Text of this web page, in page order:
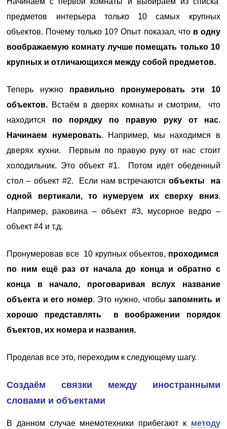
предметов интерьера только 10 самых крупных
объектов. Почему только 10? Опыт показал, чтов одну
воображаемую комнату лучше помещать только 10
крупных и отличающихся между собой предметов.
Теперь нужно правильно пронумеровать эти 10
объектов. Встаём в дверях комнаты и смотрим, что
находится по порядку по правую руку от нас.
Начинаем нумеровать. Например, мы находимся в
дверях кухни. Первым по правую руку от нас стоит
холодильник. Это объект #1. Потом идёт обеденный
стол – объект #2. Если нам встречаютсяобъекты на
одной вертикали, то нумеруем их сверху вниз.
Например, раковина – объект #3, мусорное ведро –
объект #4 и т.д.
Пронумеровав все 10 крупных объектов, проходимся
по ним ещё раз от начала до конца и обратно с
конца в начало, проговаривая вслух название
объекта и его номер. Это нужно, чтобызапомнить и
хорошо представлять в воображении порядок
бъектов, их номера и названия.
Проделав все это, переходим к следующему шагу.
Создаём связки между иностранными
словами и объектами
В данном случае мнемотехники прибегают к методу